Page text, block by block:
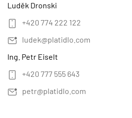
Luděk Dronski
+420 774 222 122
ludek@platidlo.com
Ing. Petr Eiselt
+420 777 555 643
petr@platidlo.com